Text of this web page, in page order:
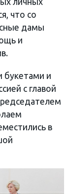
что со
дамы
и
букетами и
с главой
в